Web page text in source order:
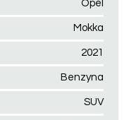
Opel
Mokka
2021
Benzyna
SUV